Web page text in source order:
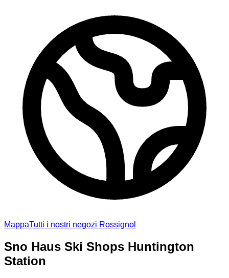
MappaTutti i nostri negozi Rossignol
Sno Haus Ski Shops Huntington
Station